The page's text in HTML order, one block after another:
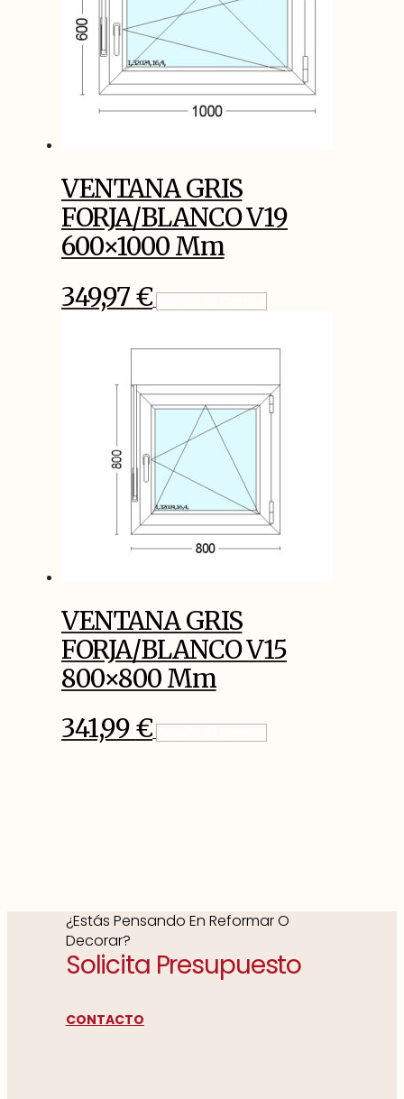
VENTANA GRIS
FORJA/BLANCO V19
600×1000 Mm
349,97€
VENTANA GRIS
FORJA/BLANCO V15
800×800 Mm
341,99€
¿Estás Pensando En Reformar O
Decorar?
Solicita Presupuesto
CONTACTO